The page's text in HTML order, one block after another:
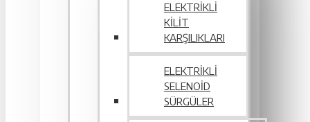
ELEKTRIKLI
KILIT
KARŞILIKLARI
ELEKTRIKLI
SELENOID
SÜRGÜLER